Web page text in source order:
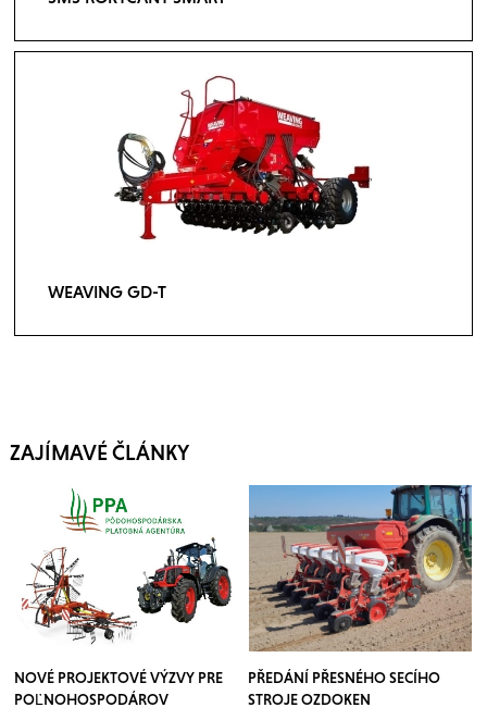
WEAVING GD-T
ZAJÍMAVÉ ČLÁNKY
NOVÉ PROJEKTOVÉ VÝZVY PRE
POĽNOHOSPODÁROV
PŘEDÁNÍ PŘESNÉHO SECÍHO
STROJE OZDOKEN